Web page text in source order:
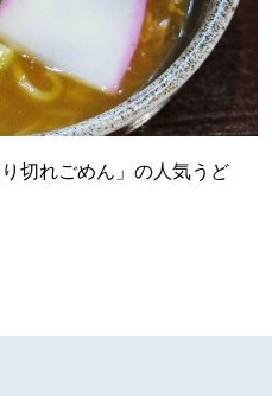
切れごめん」の人気うど